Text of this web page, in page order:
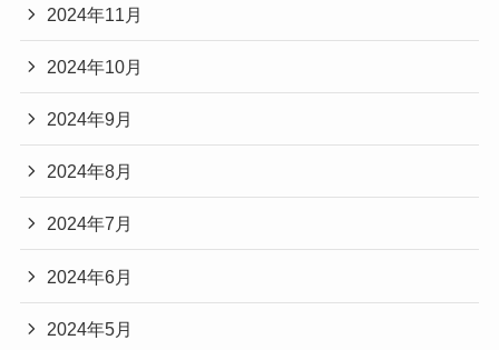
2024年11月
2024年10月
2024年9月
2024年8月
2024年7月
2024年6月
2024年5月